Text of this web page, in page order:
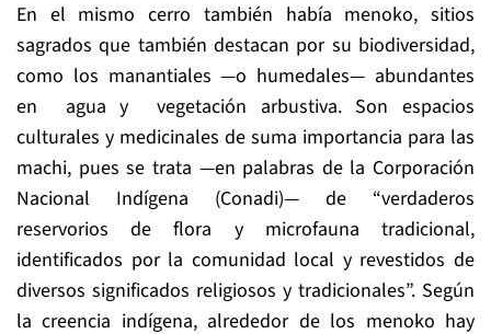
En el mismo cerro también había menoko, sitios
sagrados que también destacan por su biodiversidad,
como los manantiales —o humedales— abundantes
en agua y vegetación arbustiva. Son espacios
culturales y medicinales de suma importancia para las
machi, pues se trata —en palabras de la Corporación
Nacional Indígena (Conadi)— de “verdaderos
reservorios de flora y microfauna tradicional,
identificados por la comunidad local y revestidos de
diversos significados religiosos y tradicionales”. Según
la creencia indígena, alrededor de los menoko hay